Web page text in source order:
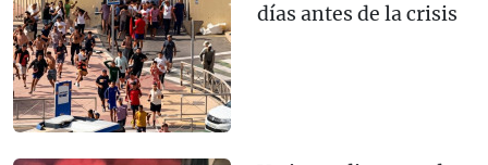
días antes de la crisis